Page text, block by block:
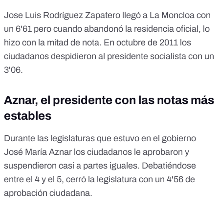
Jose Luis Rodríguez Zapatero llegó a La Moncloa con
un 6'61 pero cuando abandonó la residencia oficial, lo
hizo con la mitad de nota. En octubre de 2011 los
ciudadanos despidieron al presidente socialista con un
3'06.
Aznar, el presidente con las notas más
estables
Durante las legislaturas que estuvo en el gobierno
José María Aznar los ciudadanos le aprobaron y
suspendieron casi a partes iguales. Debatiéndose
entre el 4 y el 5, cerró la legislatura con un 4'56 de
aprobación ciudadana.